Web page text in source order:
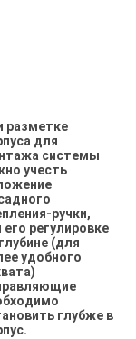
разметке
для
системы
учесть
ручки,
его регулировке
(для
удобного
глубже в